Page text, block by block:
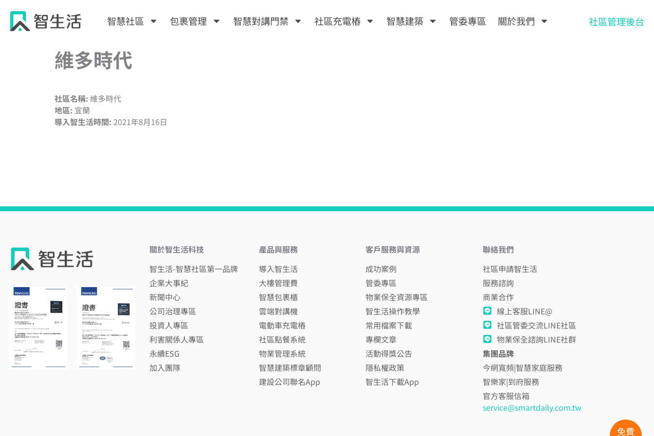
免費
智慧社區 包裹管理 智慧對講門禁 社區充電樁 智慧建築 管委專區 關於我們 社區管理後台
維多時代
社區名稱: 維多時代
地區: 宜蘭
導入智生活時間: 2021年8月16日
關於智生活科技
智生活-智慧社區第一品牌
企業大事紀
新聞中心
公司治理專區
投資人專區
利害關係人專區
永續ESG
加入團隊
產品與服務
導入智生活
大樓管理費
智慧包裹櫃
雲端對講機
電動車充電樁
社區點餐系統
物業管理系統
智慧建築標章顧問
建設公司聯名App
客戶服務與資源
成功案例
管委專區
物業保全資源專區
智生活操作教學
常用檔案下載
專欄文章
活動得獎公告
隱私權政策
智生活下載App
聯絡我們
社區申請智生活
服務諮詢
商業合作
線上客服LINE@
社區管委交流LINE社區
物業保全諮詢LINE社群
集團品牌
今網寬頻|智慧家庭服務
智樂家|到府服務
官方客服信箱
service@smartdaily.com.tw